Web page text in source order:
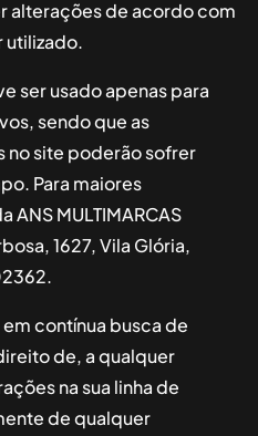
alterações de acordo com
utilizado.
ser usado apenas para
sendo que as
no site poderão sofrer
Para maiores
ANS MULTIMARCAS
1627, Vila Glória,
.
contínua busca de
de, a qualquer
na sua linha de
de qualquer